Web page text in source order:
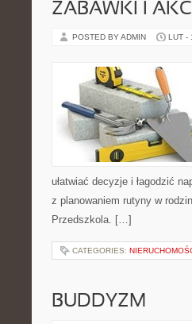
ZABAWKI I
POSTED BY ADMIN LUT -
ułatwiać decyzje i łagodzić
z planowaniem rutyny w
Przedszkola. […]
CATEGORIES:
BUDDYZM